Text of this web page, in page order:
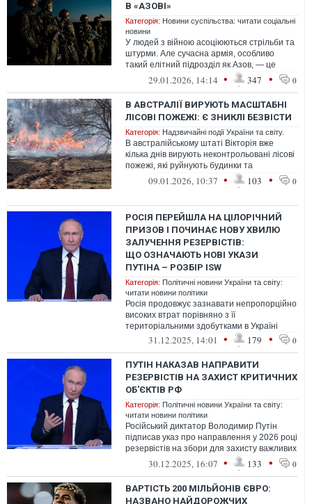
В «АЗОВІ»
Категорія: Новини суспільства: читати соціальні
новини
У людей з війною асоціюються стрільби та
штурми. Але сучасна армія, особливо
такий елітний підрозділ як Азов, — це
складний механізм з фахівців, які з...
29.01.2026, 14:14 • 347 • 0
В АВСТРАЛІЇ ВИРУЮТЬ МАСШТАБНІ
ЛІСОВІ ПОЖЕЖІ: Є ЗНИКЛІ БЕЗВІСТИ
Категорія: Надзвичайні події України та світу.
В австралійському штаті Вікторія вже
кілька днів вирують неконтрольовані лісові
пожежі, які руйнують будинки та
охоплюють величезні масиви чагарників....
09.01.2026, 10:37 • 103 • 0
РОСІЯ ПЕРЕЙШЛА НА ЦІЛОРІЧНИЙ
ПРИЗОВ І ПОЧИНАЄ НОВУ ХВИЛЮ
ЗАЛУЧЕННЯ РЕЗЕРВІСТІВ:
ЩО ОЗНАЧАЮТЬ НОВІ УКАЗИ
ПУТІНА – РОЗБІР ISW
Категорія: Політичні новини України та світу:
читати новини політики
Росія продовжує зазнавати непропорційно
високих втрат порівняно з її
територіальними здобутками в Україні
31.12.2025, 14:01 • 179 • 0
ПУТІН НАКАЗАВ НАПРАВИТИ
РЕЗЕРВІСТІВ НА ЗАХИСТ КРИТИЧНИХ
ОБ'ЄКТІВ РФ
Категорія: Політичні новини України та світу:
читати новини політики
Російський диктатор Володимир Путін
підписав указ про направлення у 2026 році
резервістів на збори для захисту важливих
об'єктів.30.12.2025, 16:07 • 133 • 0
ВАРТІСТЬ 200 МІЛЬЙОНІВ ЄВРО:
НАЗВАНО НАЙДОРОЖЧИХ